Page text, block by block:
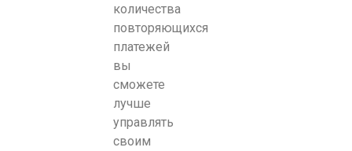
количества
повторяющихся
платежей
вы
сможете
лучше
управлять
своим